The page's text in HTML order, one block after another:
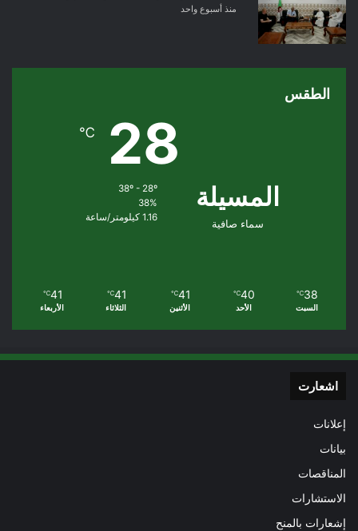
منذ أسبوع واحد
الطقس
المسيلة
سماء صافية
28
℃
38º - 28º
38%
1.16 كيلومتر/ساعة
38
℃
السبت
40
℃
الأحد
41
℃
الأثنين
41
℃
الثلاثاء
41
℃
الأربعاء
اشعارت
إعلانات
بيانات
المناقصات
الاستشارات
إشعارات بالمنح